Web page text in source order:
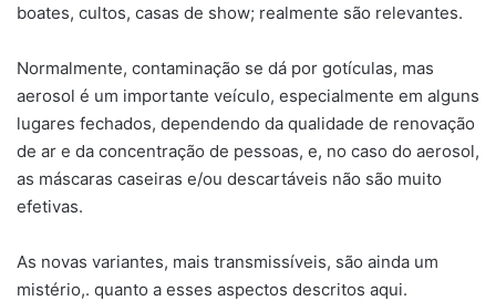
boates, cultos, casas de show; realmente são relevantes.
Normalmente, contaminação se dá por gotículas, mas
aerosol é um importante veículo, especialmente em alguns
lugares fechados, dependendo da qualidade de renovação
de ar e da concentração de pessoas, e, no caso do aerosol,
as máscaras caseiras e/ou descartáveis não são muito
efetivas.
As novas variantes, mais transmissíveis, são ainda um
mistério,. quanto a esses aspectos descritos aqui.